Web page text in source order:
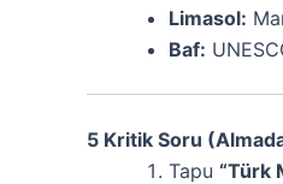
Limasol:
Baf:
5 Kritik Soru
Tapu “Türk